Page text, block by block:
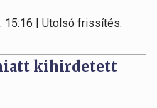
15:16 | Utolsó frissítés:
kihirdetett